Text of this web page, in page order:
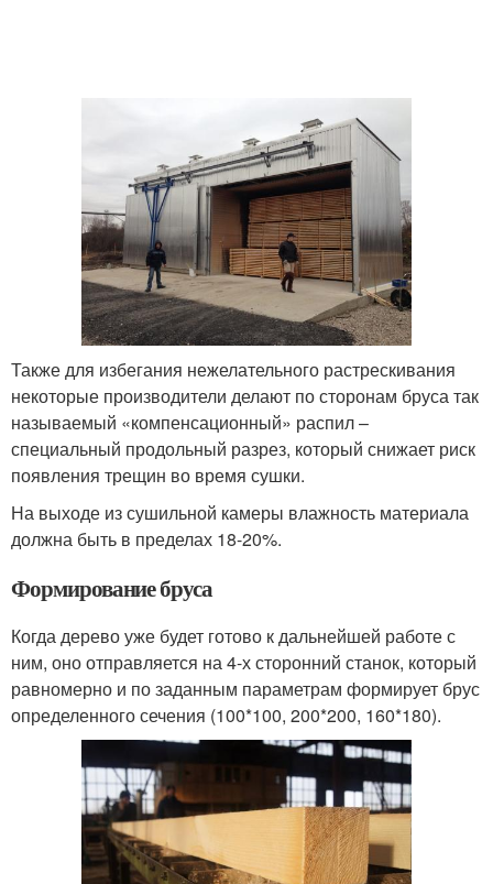
Также для избегания нежелательного растрескивания
некоторые производители делают по сторонам бруса так
называемый «компенсационный» распил –
специальный продольный разрез, который снижает риск
появления трещин во время сушки.
На выходе из сушильной камеры влажность материала
должна быть в пределах 18-20%.
Формирование бруса
Когда дерево уже будет готово к дальнейшей работе с
ним, оно отправляется на 4-х сторонний станок, который
равномерно и по заданным параметрам формирует брус
определенного сечения (100*100, 200*200, 160*180).